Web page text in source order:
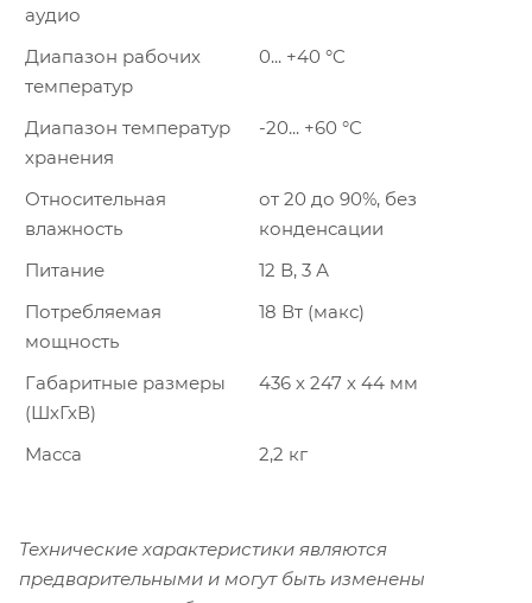
аудио
Диапазон рабочих
температур
0... +40 °C
Диапазон температур
хранения
-20... +60 °C
Относительная
влажность
от 20 до 90%, без
конденсации
Питание
12 В, 3 А
Потребляемая
мощность
18 Вт (макс)
Габаритные размеры
(ШхГхВ)
436 х 247 х 44 мм
Масса 2,2 кг
Технические характеристики являются
предварительными и могут быть изменены